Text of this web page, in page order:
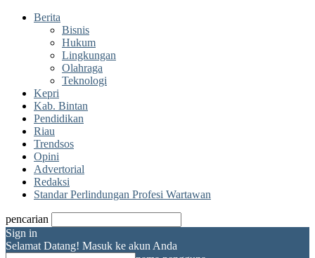
Berita
Bisnis
Hukum
Lingkungan
Olahraga
Teknologi
Kepri
Kab. Bintan
Pendidikan
Riau
Trendsos
Opini
Advertorial
Redaksi
Standar Perlindungan Profesi Wartawan
pencarian
Sign in
Selamat Datang! Masuk ke akun Anda